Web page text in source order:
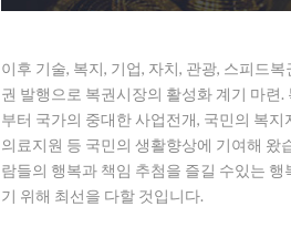
이후 기술, 복지, 기업, 자치, 관광, 스피드복
권 발행으로 복권시장의 활성화 계기 마련.
부터 국가의 중대한 사업전개, 국민의 복지
의료지원 등 국민의 생활향상에 기여해 왔
람들의 행복과 책임 추첨을 즐길 수있는 행
기 위해 최선을 다할 것입니다.